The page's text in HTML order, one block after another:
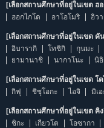
[เลือกสถานศึกษาที่อยู่ในเขต ฮ
ฮอกไกโด
อาโอโมริ อิวา
[เลือกสถานศึกษาที่อยู่ในเขต คั
อิบารากิ
โทชิกิ กุนมะ
ยามานาชิ
นากาโนะ นิ
[เลือกสถานศึกษาที่อยู่ในเขต โ
กิฟุ
ชิซุโอกะ ไอจิ มิเอ
[เลือกสถานศึกษาที่อยู่ในเขต คิง
ชิกะ
เกียวโต โอซากา